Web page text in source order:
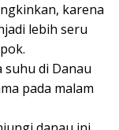
karena
lebih seru
suhu di Danau
pada malam